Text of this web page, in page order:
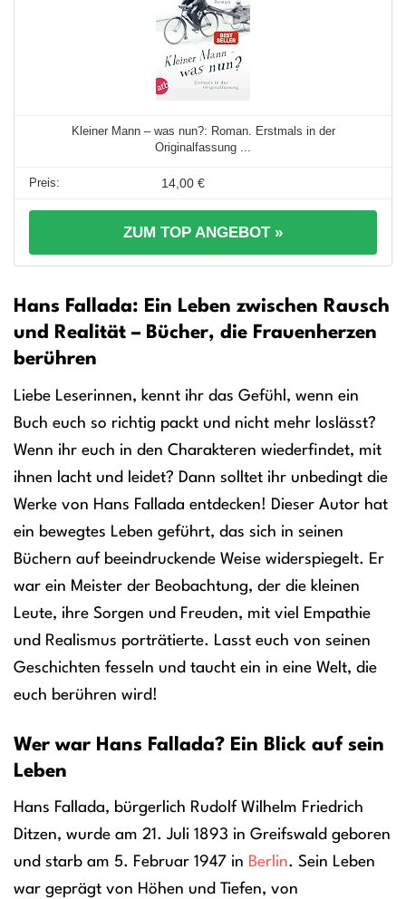
Kleiner Mann – was nun?: Roman. Erstmals in der
Originalfassung ...
14,00 €
ZUM TOP ANGEBOT »
Hans Fallada: Ein Leben zwischen Rausch
und Realität – Bücher, die Frauenherzen
berühren
Liebe Leserinnen, kennt ihr das Gefühl, wenn ein
Buch euch so richtig packt und nicht mehr loslässt?
Wenn ihr euch in den Charakteren wiederfindet, mit
ihnen lacht und leidet? Dann solltet ihr unbedingt die
Werke von Hans Fallada entdecken! Dieser Autor hat
ein bewegtes Leben geführt, das sich in seinen
Büchern auf beeindruckende Weise widerspiegelt. Er
war ein Meister der Beobachtung, der die kleinen
Leute, ihre Sorgen und Freuden, mit viel Empathie
und Realismus porträtierte. Lasst euch von seinen
Geschichten fesseln und taucht ein in eine Welt, die
euch berühren wird!
Wer war Hans Fallada? Ein Blick auf sein
Leben
Hans Fallada, bürgerlich Rudolf Wilhelm Friedrich
Ditzen, wurde am 21. Juli 1893 in Greifswald geboren
und starb am 5. Februar 1947 in Berlin. Sein Leben
war geprägt von Höhen und Tiefen, von